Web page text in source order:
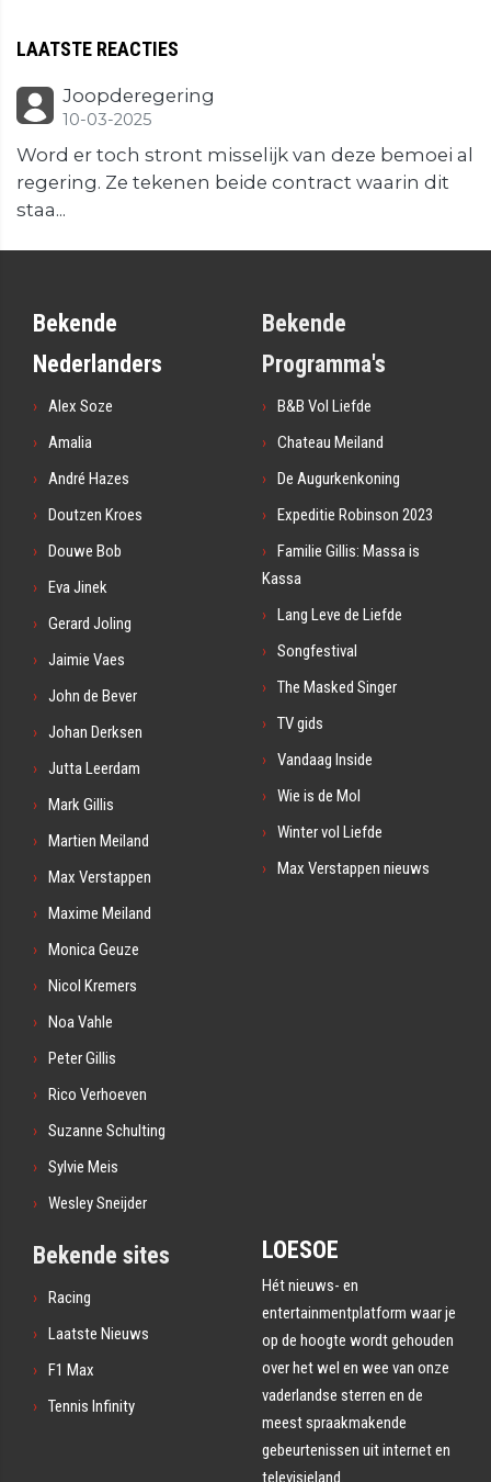
LAATSTE REACTIES
Joopderegering
10-03-2025
Word er toch stront misselijk van deze bemoei al
regering. Ze tekenen beide contract waarin dit
staa...
Bekende
Nederlanders
Alex Soze
Amalia
André Hazes
Doutzen Kroes
Douwe Bob
Eva Jinek
Gerard Joling
Jaimie Vaes
John de Bever
Johan Derksen
Jutta Leerdam
Mark Gillis
Martien Meiland
Max Verstappen
Maxime Meiland
Monica Geuze
Nicol Kremers
Noa Vahle
Peter Gillis
Rico Verhoeven
Suzanne Schulting
Sylvie Meis
Wesley Sneijder
Bekende
Programma's
B&B Vol Liefde
Chateau Meiland
De Augurkenkoning
Expeditie Robinson 2023
Familie Gillis: Massa is
Kassa
Lang Leve de Liefde
Songfestival
The Masked Singer
TV gids
Vandaag Inside
Wie is de Mol
Winter vol Liefde
Max Verstappen nieuws
Bekende sites
Racing
Laatste Nieuws
F1 Max
Tennis Infinity
LOESOE
Hét nieuws- en
entertainmentplatform waar je
op de hoogte wordt gehouden
over het wel en wee van onze
vaderlandse sterren en de
meest spraakmakende
gebeurtenissen uit internet en